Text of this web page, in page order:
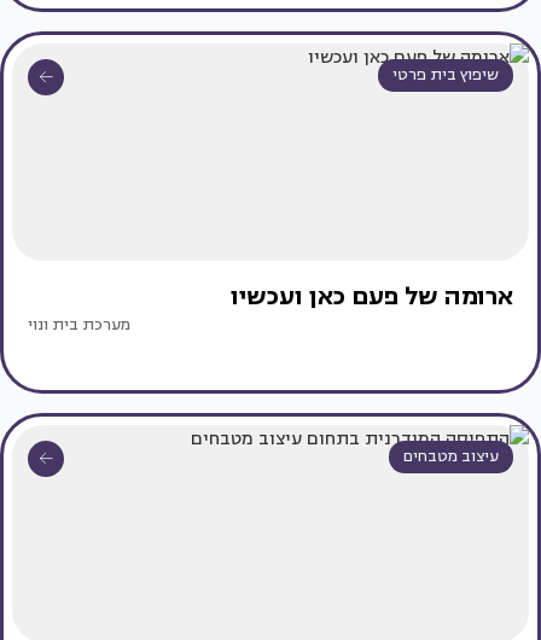
שיפוץ בית פרטי
ארומה של פעם כאן ועכשיו
מערכת בית ונוי
עיצוב מטבחים